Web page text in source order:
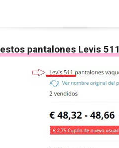
estos pantalones Levis 511